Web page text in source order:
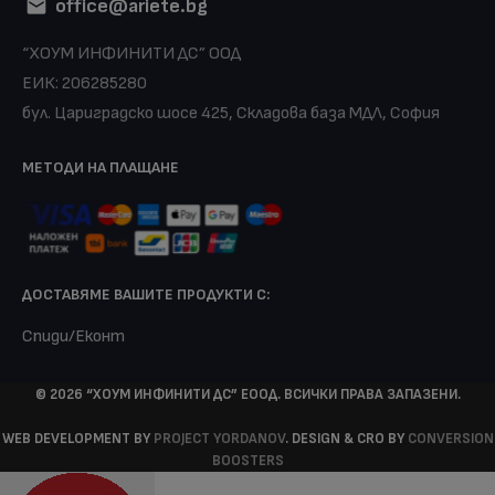
office@ariete.bg
“ХОУМ ИНФИНИТИ ДС” ООД
ЕИК: 206285280
бул. Цариградско шосе 425, Складова база МДЛ, София
МЕТОДИ НА ПЛАЩАНЕ
ДОСТАВЯМЕ ВАШИТЕ ПРОДУКТИ С:
Спиди/Еконт
© 2026 “ХОУМ ИНФИНИТИ ДС” ЕООД. ВСИЧКИ ПРАВА ЗАПАЗЕНИ.
WEB DEVELOPMENT BY PROJECT YORDANOV. DESIGN & CRO BY CONVERSION
BOOSTERS